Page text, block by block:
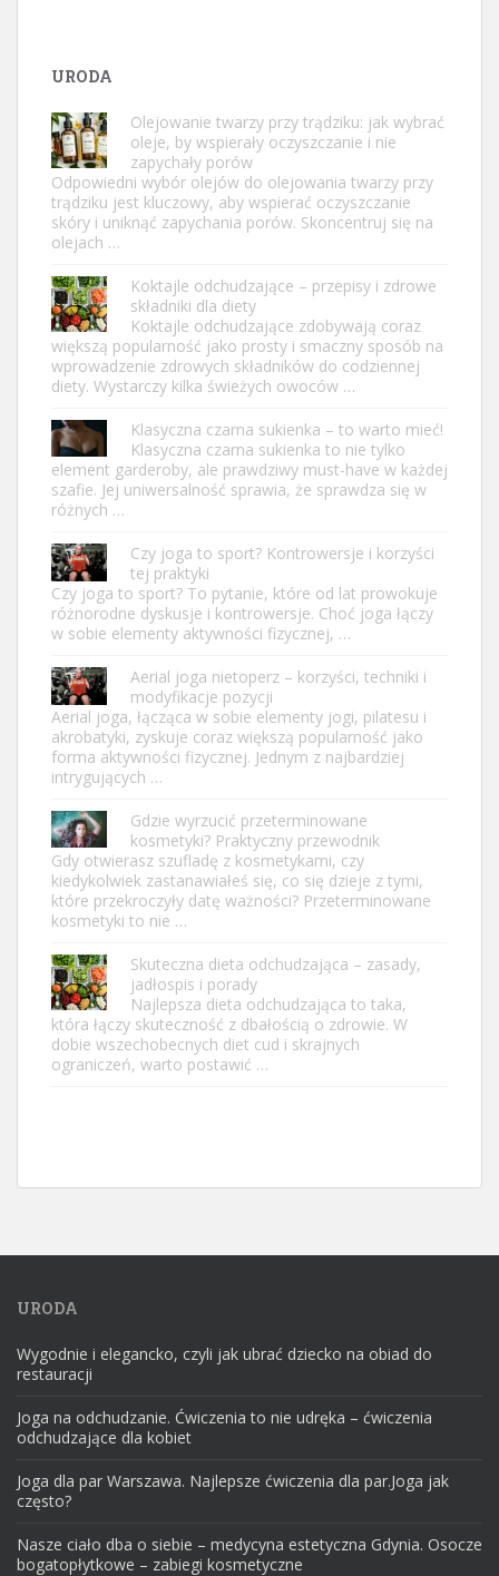
URODA
Olejowanie twarzy przy trądziku: jak wybrać
oleje, by wspierały oczyszczanie i nie
zapychały porów
Odpowiedni wybór olejów do olejowania twarzy przy
trądziku jest kluczowy, aby wspierać oczyszczanie
skóry i uniknąć zapychania porów. Skoncentruj się na
olejach …
Koktajle odchudzające – przepisy i zdrowe
składniki dla diety
Koktajle odchudzające zdobywają coraz
większą popularność jako prosty i smaczny sposób na
wprowadzenie zdrowych składników do codziennej
diety. Wystarczy kilka świeżych owoców …
Klasyczna czarna sukienka – to warto mieć!
Klasyczna czarna sukienka to nie tylko
element garderoby, ale prawdziwy must-have w każdej
szafie. Jej uniwersalność sprawia, że sprawdza się w
różnych …
Czy joga to sport? Kontrowersje i korzyści
tej praktyki
Czy joga to sport? To pytanie, które od lat prowokuje
różnorodne dyskusje i kontrowersje. Choć joga łączy
w sobie elementy aktywności fizycznej, …
Aerial joga nietoperz – korzyści, techniki i
modyfikacje pozycji
Aerial joga, łącząca w sobie elementy jogi, pilatesu i
akrobatyki, zyskuje coraz większą popularność jako
forma aktywności fizycznej. Jednym z najbardziej
intrygujących …
Gdzie wyrzucić przeterminowane
kosmetyki? Praktyczny przewodnik
Gdy otwierasz szufladę z kosmetykami, czy
kiedykolwiek zastanawiałeś się, co się dzieje z tymi,
które przekroczyły datę ważności? Przeterminowane
kosmetyki to nie …
Skuteczna dieta odchudzająca – zasady,
jadłospis i porady
Najlepsza dieta odchudzająca to taka,
która łączy skuteczność z dbałością o zdrowie. W
dobie wszechobecnych diet cud i skrajnych
ograniczeń, warto postawić …
URODA
Wygodnie i elegancko, czyli jak ubrać dziecko na obiad do
restauracji
Joga na odchudzanie. Ćwiczenia to nie udręka – ćwiczenia
odchudzające dla kobiet
Joga dla par Warszawa. Najlepsze ćwiczenia dla par.Joga jak
często?
Nasze ciało dba o siebie – medycyna estetyczna Gdynia. Osocze
bogatopłytkowe – zabiegi kosmetyczne